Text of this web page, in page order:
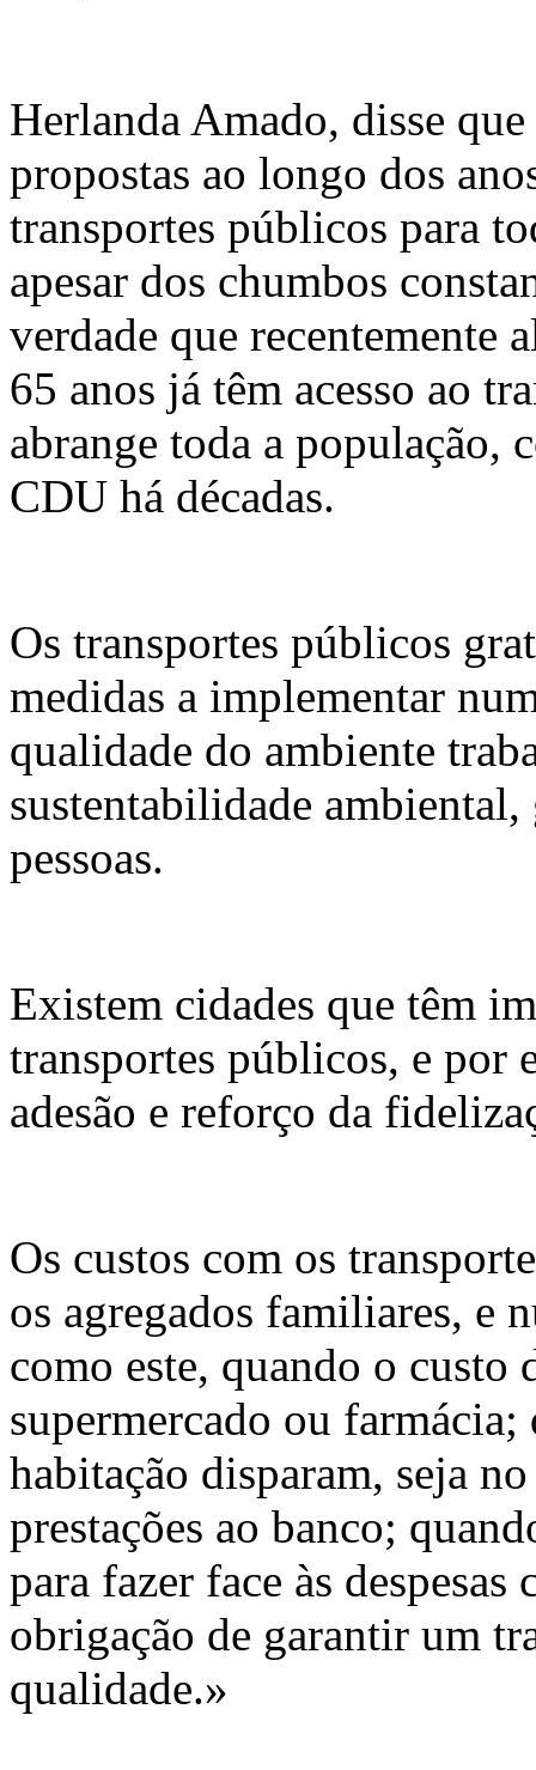
Herlanda Amado, disse
propostas ao longo dos
transportes públicos para
apesar dos chumbos
verdade que recentemente
65 anos já têm acesso ao
abrange toda a população,
CDU há décadas.
Os transportes públicos
medidas a implementar
qualidade do ambiente
sustentabilidade
pessoas.
Existem cidades que têm
transportes públicos, e por
adesão e reforço da
Os custos com os
os agregados familiares, e
como este, quando o custo
supermercado ou
habitação disparam, seja
prestações ao banco;
para fazer face às
obrigação de garantir um
qualidade.»